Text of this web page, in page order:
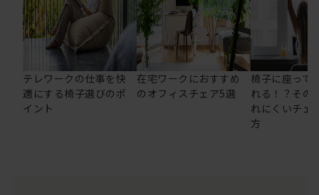
テレワークの仕事を快
適にする椅子選びのポ
イント
在宅ワークにおすすめ
のオフィスチェア5選
椅子に座って
れる！？その
れにくいチェ
方